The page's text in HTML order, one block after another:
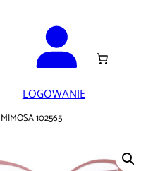
LOGOWANIE
102565